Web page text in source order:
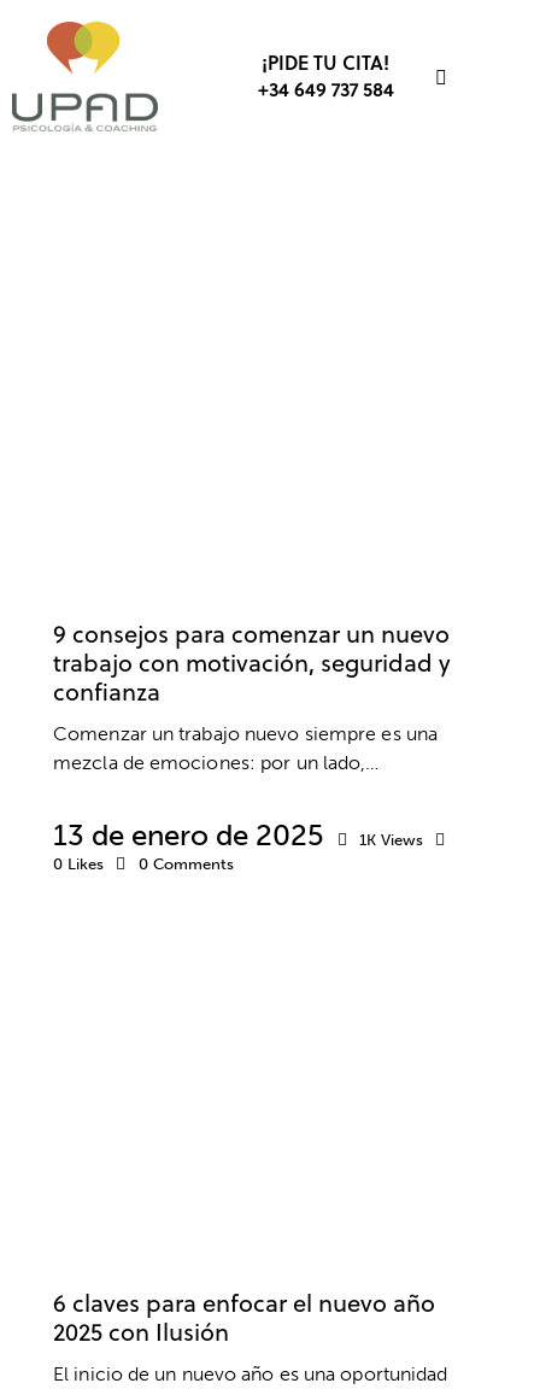
¡PIDE TU CITA!
+34 649 737 584
9 consejos para comenzar un nuevo
trabajo con motivación, seguridad y
confianza
Comenzar un trabajo nuevo siempre es una
mezcla de emociones: por un lado,…
13 de enero de 2025 1K Views
0 Likes 0 Comments
6 claves para enfocar el nuevo año
2025 con Ilusión
El inicio de un nuevo año es una oportunidad